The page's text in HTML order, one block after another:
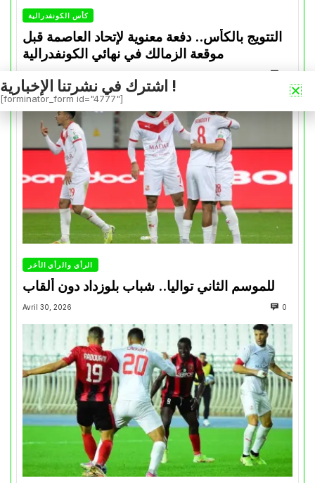
كأس الكونفدرالية
التتويج بالكأس.. دفعة معنوية لإتحاد العاصمة قبل
موقعة الزمالك في نهائي الكونفدرالية
الرأي والرأي الأخر
للموسم الثاني تواليا.. شباب بلوزداد دون ألقاب
Avril 30, 2026 0
اشترك في نشرتنا الإخبارية !
[forminator_form id="4777"]